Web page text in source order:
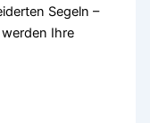
Segeln –
Ihre